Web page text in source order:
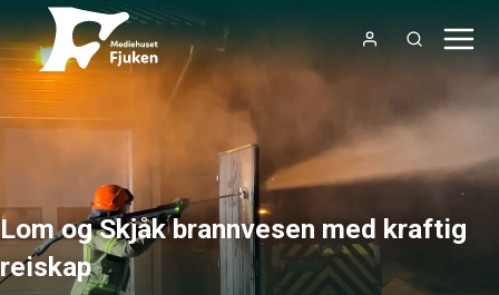
Lom og Skjåk brannvesen med kraftig
reiskap